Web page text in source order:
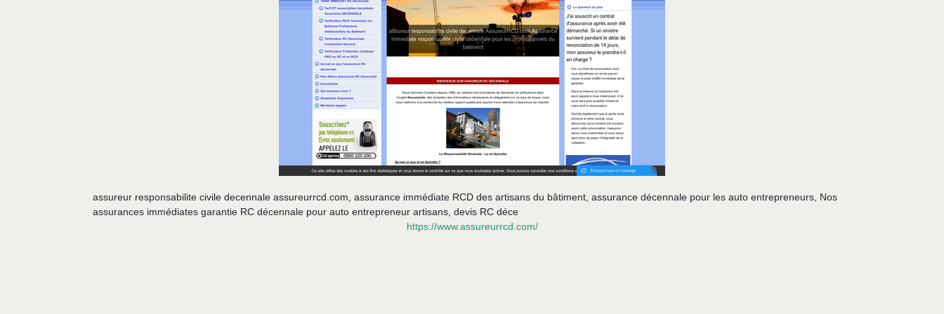
assureur responsabilite civile decennale assureurrcd.com, assurance immédiate RCD des artisans du bâtiment, assurance décennale pour les auto entrepreneurs, Nos
assurances immédiates garantie RC décennale pour auto entrepreneur artisans, devis RC déce
https://www.assureurrcd.com/